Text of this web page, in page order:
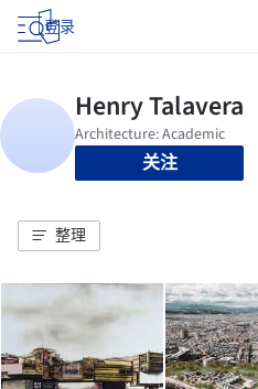
登录
关注
整理